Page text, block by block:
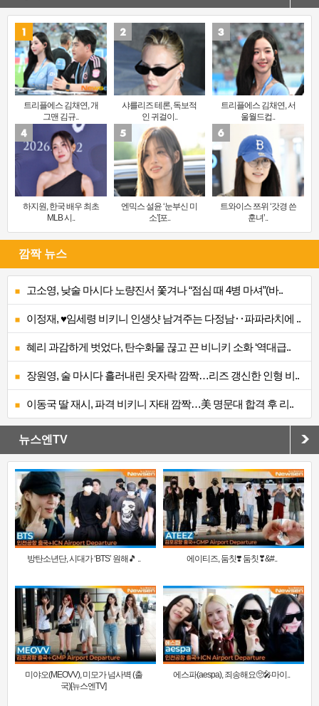
트리플에스 김채연, 개
그맨 김규..
샤를리즈 테론, 독보적
인 귀걸이..
트리플에스 김채연, 서
울월드컵..
하지원, 한국 배우 최초
MLB 시..
엔믹스 설윤 ‘눈부신 미
소’[포..
트와이스 쯔위 ‘갓경 쓴
훈녀’..
깜짝 뉴스
고소영, 낮술 마시다 노량진서 쫓겨나 “점심 때 4병 마셔”(바..
이정재, ♥임세령 비키니 인생샷 남겨주는 다정남‥파파라치에 ..
혜리 과감하게 벗었다, 탄수화물 끊고 끈 비니키 소화 ‘역대급..
장원영, 술 마시다 흘러내린 옷자락 깜짝…리즈 갱신한 인형 비..
이동국 딸 재시, 파격 비키니 자태 깜짝…美 명문대 합격 후 리..
뉴스엔TV
방탄소년단, 시대가 ‘BTS’ 원해🎵 .. 에이티즈, 둠칫❣️ 둠칫❣&#..
미야오(MEOVV), 미모가 넘사벽 (출
국)[뉴스엔TV]
에스파(aespa), 죄송해요🥺🎤마이..